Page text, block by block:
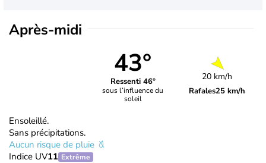
Après-midi
43°
Ressenti 46°
sous l’influence du
soleil
20 km/h
Rafales25 km/h
Ensoleillé.
Sans précipitations.
Aucun risque de pluie
Indice UV11 Extrême